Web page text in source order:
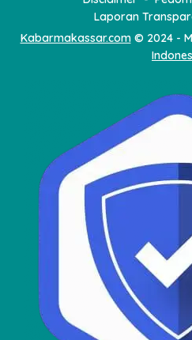
Laporan
Kabarmakassar.com© 2024 -